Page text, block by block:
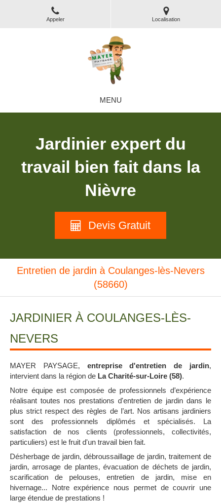
Appeler Localisation
MENU
Jardinier expert du
travail bien fait dans la
Nièvre
Devis Gratuit
Entretien de jardin à Coulanges-lès-Nevers
(58660)
JARDINIER À COULANGES-LÈS-
NEVERS
MAYER PAYSAGE, entreprise d'entretien de jardin,
intervient dans la région de La Charité-sur-Loire (58).
Notre équipe est composée de professionnels d’expérience
réalisant toutes nos prestations d'entretien de jardin dans le
plus strict respect des règles de l’art. Nos artisans jardiniers
sont des professionnels diplômés et spécialisés. La
satisfaction de nos clients (professionnels, collectivités,
particuliers) est le fruit d'un travail bien fait.
Désherbage de jardin, débroussaillage de jardin, traitement de
jardin, arrosage de plantes, évacuation de déchets de jardin,
scarification de pelouses, entretien de jardin, mise en
hivernage... Notre expérience nous permet de couvrir une
large étendue de prestations !